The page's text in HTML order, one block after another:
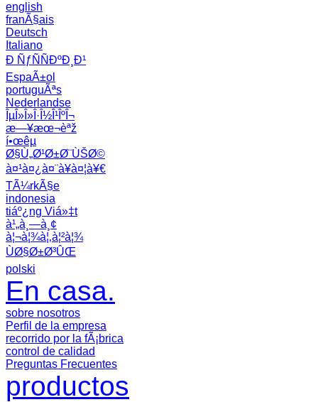
english
franÃ§ais
Deutsch
Italiano
Ð ÑƒÑÑÐºÐ¸Ð¹
EspaÃ±ol
portuguÃªs
Nederlandse
ÎµÎ»Î»Î·Î½Î¹ÎºÎ¬
æ—¥æœ¬èªž
í•œêµ­
Ø§Ù„Ø¹Ø±Ø¨ÙŠØ©
à¤¹à¤¿à¤¨à¥à¤¦à¥€
TÃ¼rkÃ§e
indonesia
tiáº¿ng Viá»‡t
à¹„à¸—à¸¢
à¦¬à¦¾à¦‚à¦²à¦¾
ÙØ§Ø±Ø³ÛŒ
polski
En casa.
sobre nosotros
Perfil de la empresa
recorrido por la fÃ¡brica
control de calidad
Preguntas Frecuentes
productos